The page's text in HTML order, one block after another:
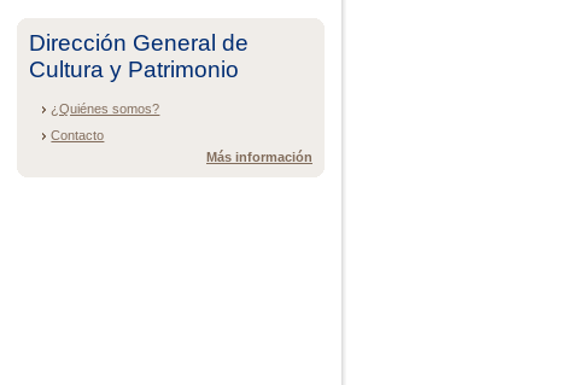
Dirección General de
Cultura y Patrimonio
¿Quiénes somos?
Contacto
Más información